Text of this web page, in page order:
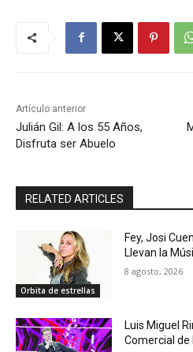
Artículo anterior
Julián Gil: A los 55 Años,
Disfruta ser Abuelo
RELATED ARTICLES
Orbita de estrellas
Fey, Josi
Llevan la
8 agosto, 2026
Luis Miguel
Comercial de